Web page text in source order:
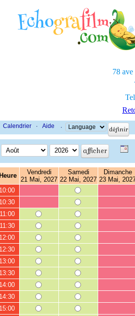
78 ave
Calendrier · Aide ·
Heure
Vendredi
21 Mai, 2027
Samedi
22 Mai, 2027
Dimanche
23 Mai,
10:00
10:30
11:00
11:30
12:00
12:30
13:00
13:30
14:00
14:30
15:00